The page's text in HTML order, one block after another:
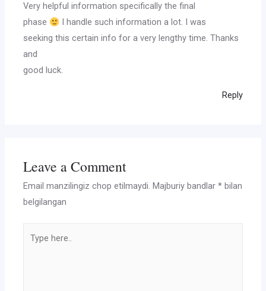
Very helpful information specifically the final
phase
I handle such information a lot. I was
seeking this certain info for a very lengthy time. Thanks
and
good luck.
Reply
Leave a Comment
Email manzilingiz chop etilmaydi. Majburiy bandlar* bilan
belgilangan